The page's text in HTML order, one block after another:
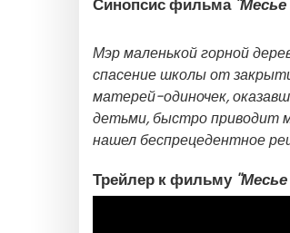
Синопсис фильма
Мэр маленькой горной
спасение школы от
матерей-одиночек,
детьми, быстро приводит
нашел беспрецедентное
Трейлер к фильму